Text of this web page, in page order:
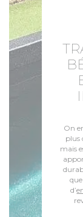
On
plus
mais
d’